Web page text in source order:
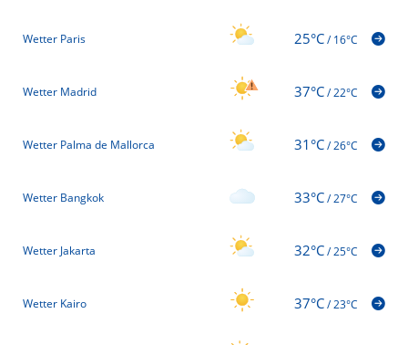
Wetter Paris 25°C/16°C
Wetter Madrid 37°C/22°C
Wetter Palma de Mallorca 31°C/26°C
Wetter Bangkok 33°C/27°C
Wetter Jakarta 32°C/25°C
Wetter Kairo 37°C/23°C